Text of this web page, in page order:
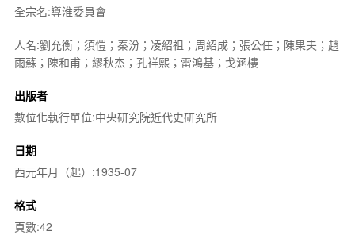
全宗名:導淮委員會
人名:劉允衡；須愷；秦汾；凌紹祖；周紹成；張公任；陳果夫；趙
雨蘇；陳和甫；繆秋杰；孔祥熙；雷鴻基；戈涵樓
出版者
數位化執行單位:中央研究院近代史研究所
日期
西元年月（起）:1935-07
格式
頁數:42